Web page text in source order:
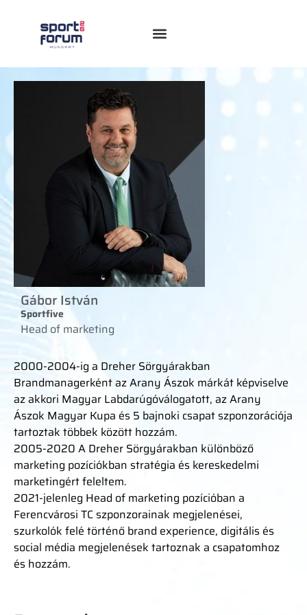
Gábor István
Sportfive
Head of marketing
2000-2004-ig a Dreher Sörgyárakban
Brandmanagerként az Arany Ászok márkát képviselve
az akkori Magyar Labdarúgóválogatott, az Arany
Ászok Magyar Kupa és 5 bajnoki csapat szponzorációja
tartoztak többek között hozzám.
2005-2020 A Dreher Sörgyárakban különböző
marketing pozíciókban stratégia és kereskedelmi
marketingért feleltem.
2021-jelenleg Head of marketing pozícióban a
Ferencvárosi TC szponzorainak megjelenései,
szurkolók felé történő brand experience, digitális és
social média megjelenések tartoznak a csapatomhoz
és hozzám.